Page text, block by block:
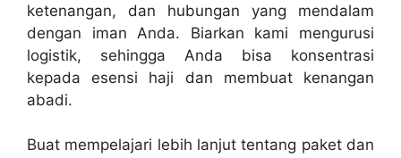
ketenangan, dan hubungan yang mendalam
dengan iman Anda. Biarkan kami mengurusi
logistik, sehingga Anda bisa konsentrasi
kepada esensi haji dan membuat kenangan
abadi.
Buat mempelajari lebih lanjut tentang paket dan